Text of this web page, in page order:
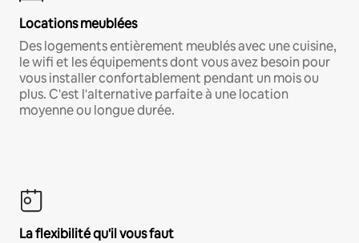
Locations meublées
Des logements entièrement meublés avec une cuisine,
le wifi et les équipements dont vous avez besoin pour
vous installer confortablement pendant un mois ou
plus. C'est l'alternative parfaite à une location
moyenne ou longue durée.
La flexibilité qu'il vous faut